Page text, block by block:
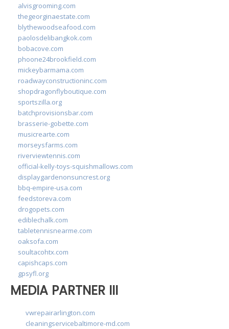
alvisgrooming.com
thegeorginaestate.com
blythewoodseafood.com
paolosdelibangkok.com
bobacove.com
phoone24brookfield.com
mickeybarmama.com
roadwayconstructioninc.com
shopdragonflyboutique.com
sportszilla.org
batchprovisionsbar.com
brasserie-gobette.com
musicrearte.com
morseysfarms.com
riverviewtennis.com
official-kelly-toys-squishmallows.com
displaygardenonsuncrest.org
bbq-empire-usa.com
feedstoreva.com
drogopets.com
ediblechalk.com
tabletennisnearme.com
oaksofa.com
soultacohtx.com
capishcaps.com
gpsyfl.org
MEDIA PARTNER III
vwrepairarlington.com
cleaningservicebaltimore-md.com